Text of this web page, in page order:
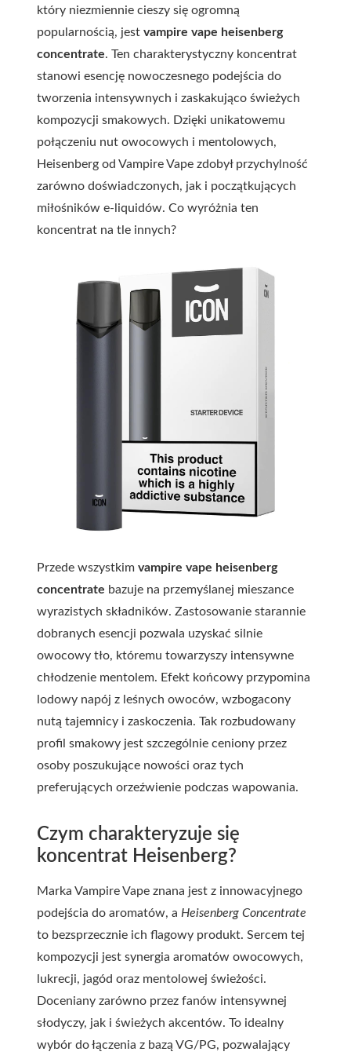
który niezmiennie cieszy się ogromną
popularnością, jest vampire vape heisenberg
concentrate. Ten charakterystyczny koncentrat
stanowi esencję nowoczesnego podejścia do
tworzenia intensywnych i zaskakująco świeżych
kompozycji smakowych. Dzięki unikatowemu
połączeniu nut owocowych i mentolowych,
Heisenberg od Vampire Vape zdobył przychylność
zarówno doświadczonych, jak i początkujących
miłośników e-liquidów. Co wyróżnia ten
koncentrat na tle innych?
Przede wszystkim vampire vape heisenberg
concentrate bazuje na przemyślanej mieszance
wyrazistych składników. Zastosowanie starannie
dobranych esencji pozwala uzyskać silnie
owocowy tło, któremu towarzyszy intensywne
chłodzenie mentolem. Efekt końcowy przypomina
lodowy napój z leśnych owoców, wzbogacony
nutą tajemnicy i zaskoczenia. Tak rozbudowany
profil smakowy jest szczególnie ceniony przez
osoby poszukujące nowości oraz tych
preferujących orzeźwienie podczas wapowania.
Czym charakteryzuje się
koncentrat Heisenberg?
Marka Vampire Vape znana jest z innowacyjnego
podejścia do aromatów, a Heisenberg Concentrate
to bezsprzecznie ich flagowy produkt. Sercem tej
kompozycji jest synergia aromatów owocowych,
lukrecji, jagód oraz mentolowej świeżości.
Doceniany zarówno przez fanów intensywnej
słodyczy, jak i świeżych akcentów. To idealny
wybór do łączenia z bazą VG/PG, pozwalający